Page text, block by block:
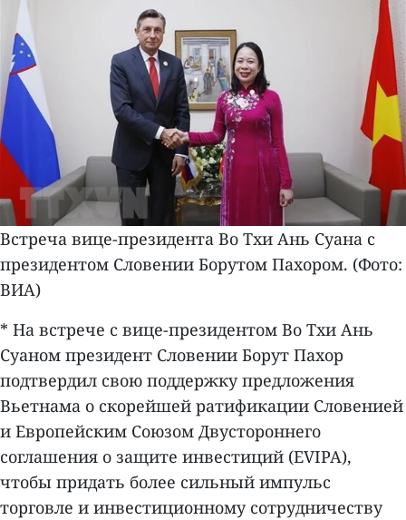
Встреча вице-президента Во Тхи Ань Суана с
президентом Словении Борутом Пахором. (Фото:
ВИА)
* На встрече с вице-президентом Во Тхи Ань
Суаном президент Словении Борут Пахор
подтвердил свою поддержку предложения
Вьетнама о скорейшей ратификации Словенией
и Европейским Союзом Двустороннего
соглашения о защите инвестиций (EVIPA),
чтобы придать более сильный импульс
торговле и инвестиционному сотрудничеству